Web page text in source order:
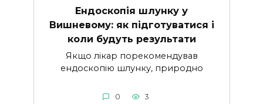
Ендоскопія шлунку у
Вишневому: як підготуватися і
коли будуть результати
Якщо лікар порекомендував
ендоскопію шлунку, природно
0 3